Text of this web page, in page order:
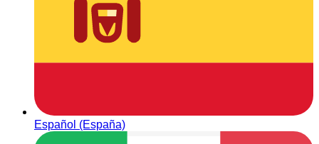
Español (España)